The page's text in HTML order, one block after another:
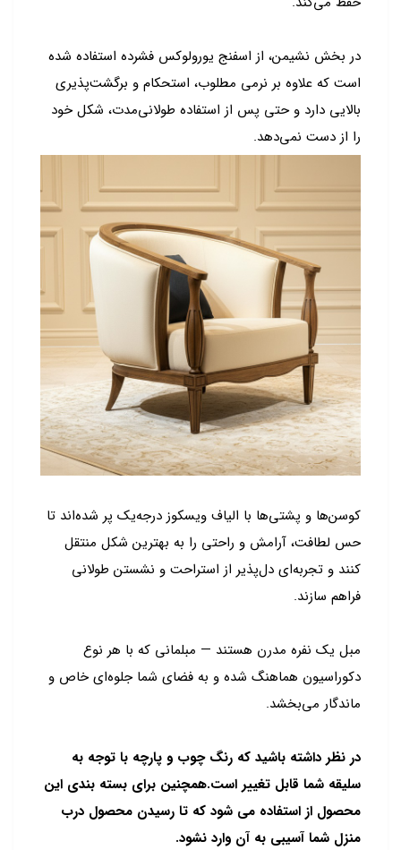
در بخش نشیمن، از اسفنج یورولوکس فشرده استفاده شده
است که علاوه بر نرمی مطلوب، استحکام و برگشت‌پذیری
بالایی دارد و حتی پس از استفاده طولانی‌مدت، شکل خود
را از دست نمی‌دهد.
کوسن‌ها و پشتی‌ها با الیاف ویسکوز درجه‌یک پر شده‌اند تا
حس لطافت، آرامش و راحتی را به بهترین شکل منتقل
کنند و تجربه‌ای دل‌پذیر از استراحت و نشستن طولانی
فراهم سازند.
مبل یک نفره مدرن هستند — مبلمانی که با هر نوع
دکوراسیون هماهنگ شده و به فضای شما جلوه‌ای خاص و
ماندگار می‌بخشد.
در نظر داشته باشید که رنگ چوب و پارچه با توجه به
سلیقه شما قابل تغییر است.همچنین برای بسته بندی این
محصول از استفاده می شود که تا رسیدن محصول درب
منزل شما آسیبی به آن وارد نشود.